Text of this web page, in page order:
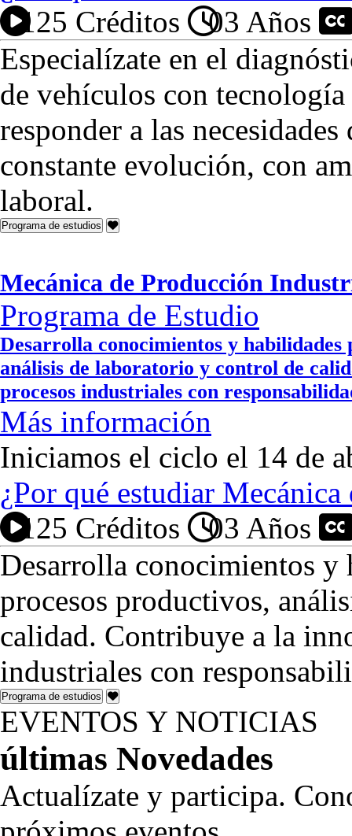
125 Créditos
03 Años
Especialízate en el
de vehículos con tecnología
responder a las
constante evolución, con
laboral.
Programa de estudios
Mecánica de Producción
Programa de Estudio
Desarrolla conocimientos y
análisis de laboratorio y control de
procesos industriales con
Más información
Iniciamos el ciclo el 14 de
¿Por qué estudiar
125 Créditos
03 Años
Desarrolla conocimientos y
procesos productivos,
calidad. Contribuye a la
industriales con
Programa de estudios
EVENTOS Y NOTICIAS
últimas Novedades
Actualízate y participa.